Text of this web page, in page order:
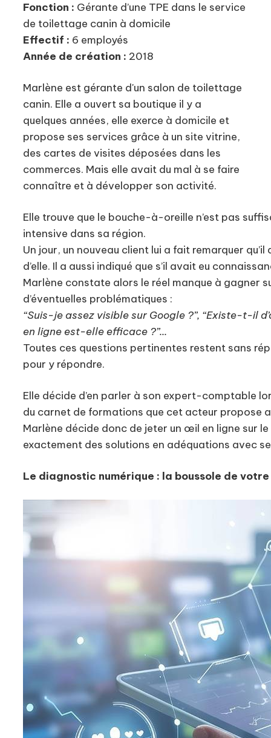
Fonction : Gérante d’une TPE dans le service
de toilettage canin à domicile
Effectif : 6 employés
Année de création : 2018
Marlène est gérante d'un salon de toilettage
canin. Elle a ouvert sa boutique il y a
quelques années, elle exerce à domicile et
propose ses services grâce à un site vitrine,
des cartes de visites déposées dans les
commerces. Mais elle avait du mal à se faire
connaître et à développer son activité.
Elle trouve que le bouche-à-oreille n’est pas
intensive dans sa région.
Un jour, un nouveau client lui a fait remarquer
d’elle. Il a aussi indiqué que s’il avait eu
Marlène constate alors le réel manque à gagner
d’éventuelles problématiques :
“Suis-je assez visible sur Google ?”, “Existe-t-il
en ligne est-elle efficace ?”...
Toutes ces questions pertinentes restent sans
pour y répondre.
Elle décide d’en parler à son expert-comptable
du carnet de formations que cet acteur propose
Marlène décide donc de jeter un œil en ligne sur
exactement des solutions en adéquations avec
Le diagnostic numérique : la boussole de